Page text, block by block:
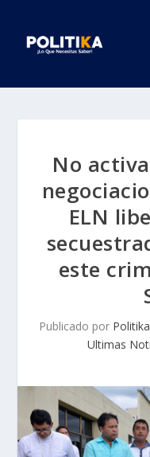
No
ELN
este
Publicado por
Ultimas